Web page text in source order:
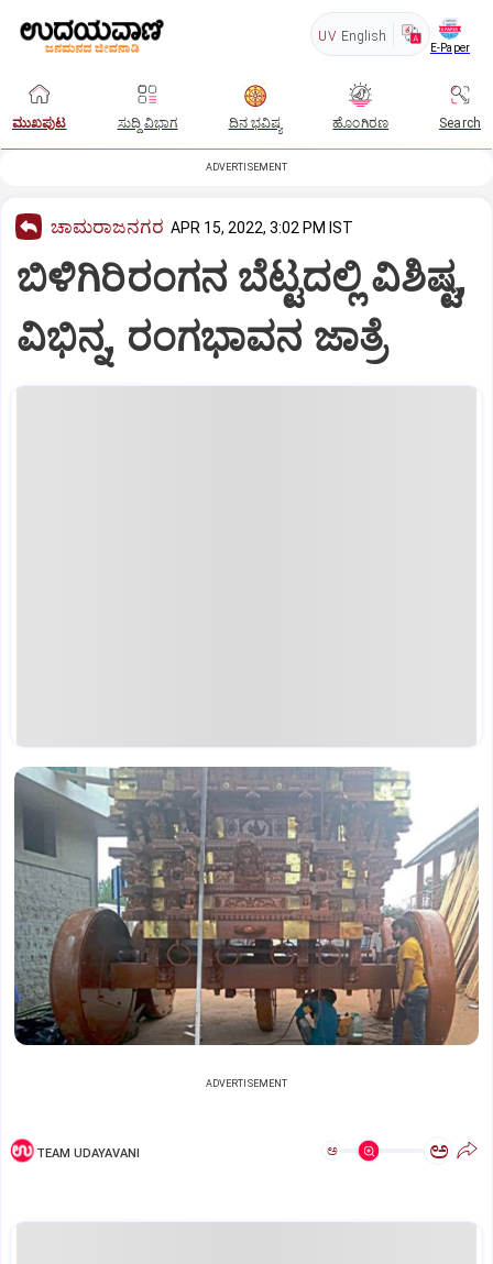
UV English
E-Paper
ಮುಖಪುಟ ಸುದ್ದಿ ವಿಭಾಗ ದಿನ ಭವಿಷ್ಯ ಹೊಂಗಿರಣ Search
ADVERTISEMENT
ಚಾಮರಾಜನಗರ APR 15, 2022, 3:02 PM IST
ಬಿಳಿಗಿರಿರಂಗನ ಬೆಟ್ಟದಲ್ಲಿ ವಿಶಿಷ್ಟ,
ವಿಭಿನ್ನ, ರಂಗಭಾವನ ಜಾತ್ರೆ
ADVERTISEMENT
TEAM UDAYAVANI ಅ ಅ